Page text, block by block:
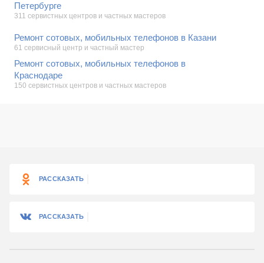
Петербурге
311 сервистных центров и частных мастеров
Ремонт сотовых, мобильных телефонов в Казани
61 сервисный центр и частный мастер
Ремонт сотовых, мобильных телефонов в
Краснодаре
150 сервистных центров и частных мастеров
РАССКАЗАТЬ
РАССКАЗАТЬ